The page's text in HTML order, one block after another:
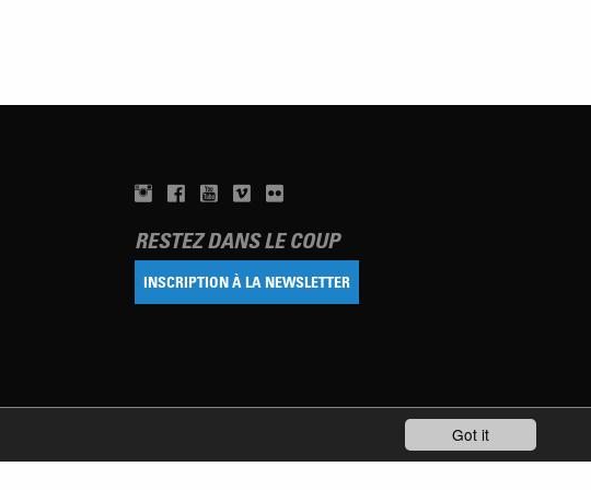
Got it
RESTEZ DANS LE COUP
INSCRIPTION À LA NEWSLETTER